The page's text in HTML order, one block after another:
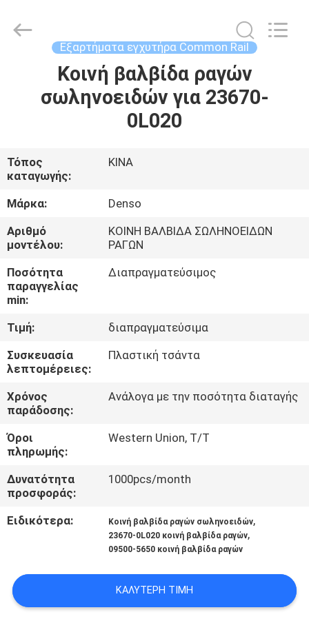
ΣΧΕΤΙΚΆ
ΜΕ
ΕΜΆΣ
ΕΠΙΣΚΈΨΕΙΣ
ΣΤΟ
ΕΡΓΟΣΤΆΣΙΟ
ΠΟΙΌΤΗΤΑΣ
ΕΠΙΚΟΙΝΩΝΉΣΤΕ
ΜΑΖΊ
ΜΑΣ
ΕΙΔΉΣΕΙΣ
SITEMAP
AUTO
PARTS
Εξαρτήματα εγχυτήρα Common Rail
Κοινή βαλβίδα ραγών
σωληνοειδών για 23670-
0L020
Τόπος
καταγωγής:
ΚΙΝΑ
Μάρκα:
Denso
Αριθμό
μοντέλου:
ΚΟΙΝΗ ΒΑΛΒΙΔΑ ΣΩΛΗΝΟΕΙΔΩΝ
ΡΑΓΩΝ
Ποσότητα
παραγγελίας
min:
Διαπραγματεύσιμος
Τιμή:
διαπραγματεύσιμα
Συσκευασία
λεπτομέρειες:
Πλαστική τσάντα
Χρόνος
παράδοσης:
Ανάλογα με την ποσότητα διαταγής
Όροι
πληρωμής:
Western Union, T/T
Δυνατότητα
προσφοράς:
1000pcs/month
Ειδικότερα: Κοινή βαλβίδα ραγών σωληνοειδών,
23670-0L020 κοινή βαλβίδα ραγών,
09500-5650 κοινή βαλβίδα ραγών
ΚΑΛΎΤΕΡΗ ΤΙΜΉ